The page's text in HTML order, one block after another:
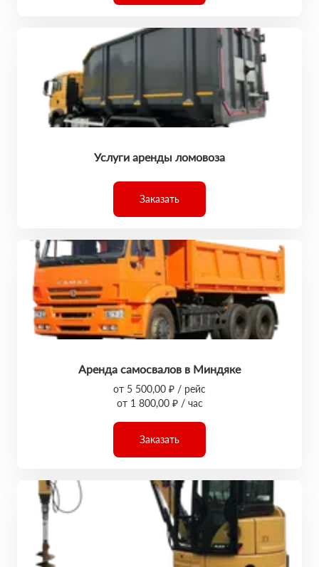
Услуги аренды ломовоза
Заказать
Аренда самосвалов в Миндяке
от 5 500,00 ₽ / рейс
от 1 800,00 ₽ / час
Заказать